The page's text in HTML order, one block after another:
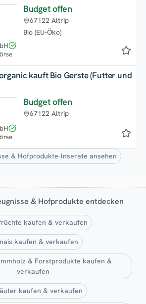
Budget offen
Bio (EU-Öko)
67122 Altrip
kauft Bio Gerste (Futter und
Budget offen
67122 Altrip
& Hofprodukte-Inserate ansehen
& Hofprodukte entdecken
kaufen & verkaufen
kaufen & verkaufen
& Forstprodukte kaufen &
verkaufen
kaufen & verkaufen